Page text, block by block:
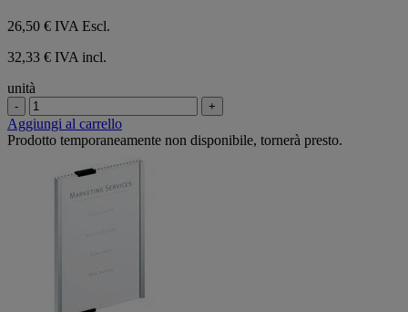
26,50 € IVA Escl.
32,33 € IVA incl.
unità
- +
Aggiungi al carrello
Prodotto temporaneamente non disponibile, tornerà presto.